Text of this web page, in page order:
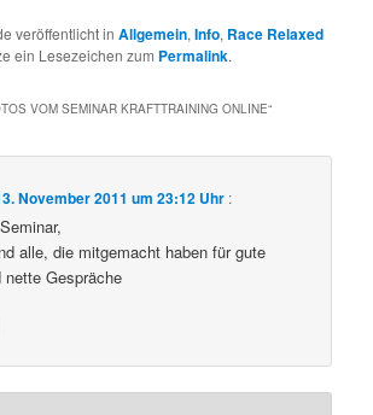
veröffentlicht inAllgemein,Info, Race Relaxed
ein Lesezeichen zum Permalink.
VOM SEMINAR KRAFTTRAINING ONLINE“
November 2011 um 23:12 Uhr :
alle, die mitgemacht haben für gute
Gespräche